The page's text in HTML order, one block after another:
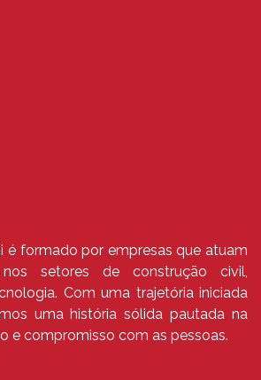
é formado por empresas que atuam
setores de construção civil,
Com uma trajetória iniciada
uma história sólida pautada na
e compromisso com as pessoas.